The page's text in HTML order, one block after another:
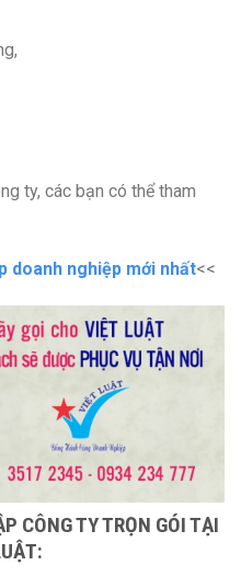
ty, các bạn có thể tham
doanh nghiệp mới nhất<<
CÔNG TY TRỌN GÓI TẠI